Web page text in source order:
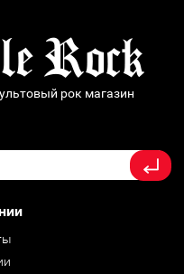
рок магазин